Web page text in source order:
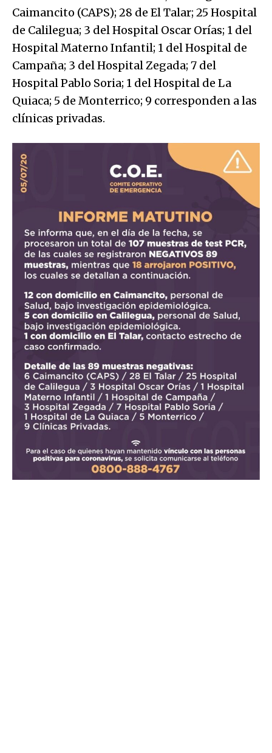
Caimancito (CAPS); 28 de El Talar; 25 Hospital
de Calilegua; 3 del Hospital Oscar Orías; 1 del
Hospital Materno Infantil; 1 del Hospital de
Campaña; 3 del Hospital Zegada; 7 del
Hospital Pablo Soria; 1 del Hospital de La
Quiaca; 5 de Monterrico; 9 corresponden a las
clínicas privadas.